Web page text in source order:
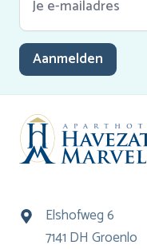
Aanmelden
Elshofweg 6
7141 DH Groenlo